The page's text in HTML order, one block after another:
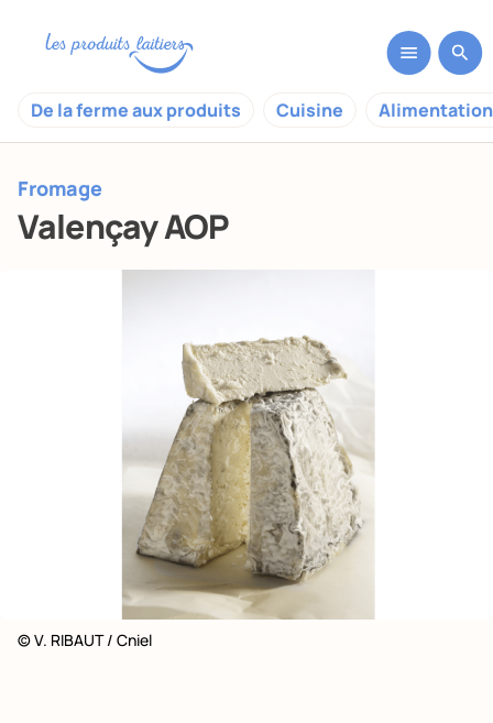
De la ferme aux produits Cuisine
Fromage
Valençay AOP
© V. RIBAUT / Cniel